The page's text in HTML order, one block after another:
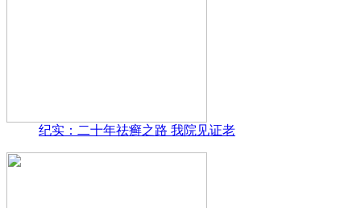
纪实：二十年祛癣之路 我院见证老